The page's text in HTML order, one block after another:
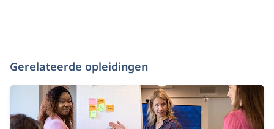
Gerelateerde opleidingen